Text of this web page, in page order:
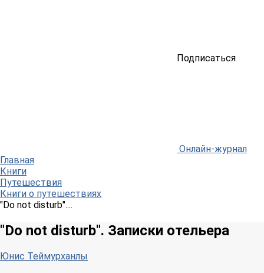
Подписаться
Онлайн-журнал
Главная
Книги
Путешествия
Книги о путешествиях
"Do not disturb"....
"Do not disturb". Записки отельера
Юнис Теймурханлы